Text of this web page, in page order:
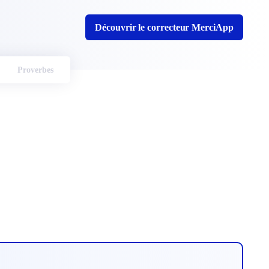
Découvrir le correcteur MerciApp
Proverbes